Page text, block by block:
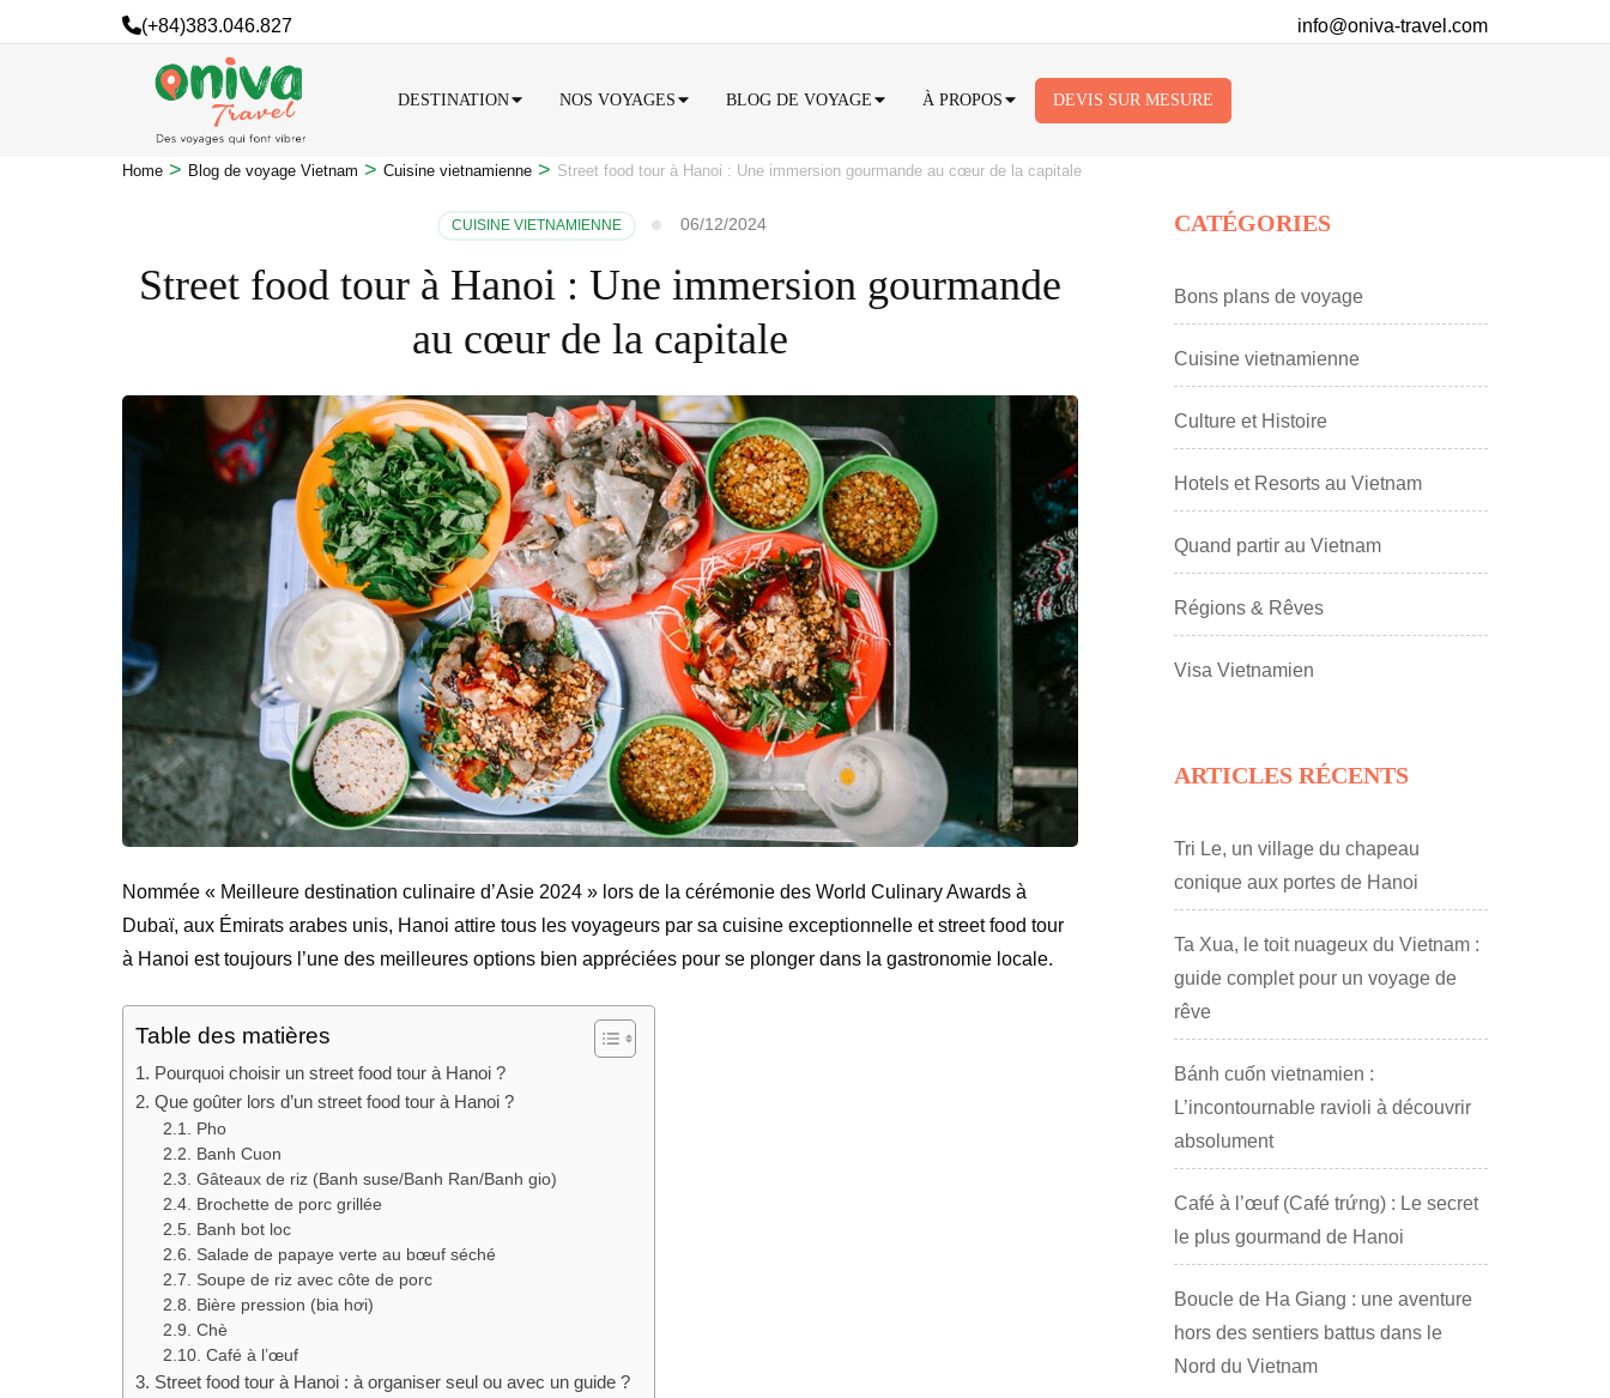
(+84)383.046.827 info@oniva-travel.com
DESTINATION NOS VOYAGES BLOG DE VOYAGE À PROPOS DEVIS SUR MESURE
Home > Blog de voyage Vietnam > Cuisine vietnamienne > Street food tour à Hanoi : Une immersion gourmande au cœur de la capitale
CUISINE VIETNAMIENNE 06/12/2024
Street food tour à Hanoi : Une immersion gourmande
au cœur de la capitale
Nommée « Meilleure destination culinaire d’Asie 2024 » lors de la cérémonie des World Culinary Awards à
Dubaï, aux Émirats arabes unis, Hanoi attire tous les voyageurs par sa cuisine exceptionnelle et street food tour
à Hanoi est toujours l’une des meilleures options bien appréciées pour se plonger dans la gastronomie locale.
Table des matières
1. Pourquoi choisir un street food tour à Hanoi ?
2. Que goûter lors d’un street food tour à Hanoi ?
2.1. Pho
2.2. Banh Cuon
2.3. Gâteaux de riz (Banh suse/Banh Ran/Banh gio)
2.4. Brochette de porc grillée
2.5. Banh bot loc
2.6. Salade de papaye verte au bœuf séché
2.7. Soupe de riz avec côte de porc
2.8. Bière pression (bia hơi)
2.9. Chè
2.10. Café à l’œuf
3. Street food tour à Hanoi : à organiser seul ou avec un guide ?
CATÉGORIES
Bons plans de voyage
Cuisine vietnamienne
Culture et Histoire
Hotels et Resorts au Vietnam
Quand partir au Vietnam
Régions & Rêves
Visa Vietnamien
ARTICLES RÉCENTS
Tri Le, un village du chapeau
conique aux portes de Hanoi
Ta Xua, le toit nuageux du Vietnam :
guide complet pour un voyage de
rêve
Bánh cuốn vietnamien :
L’incontournable ravioli à découvrir
absolument
Café à l’œuf (Café trứng) : Le secret
le plus gourmand de Hanoi
Boucle de Ha Giang : une aventure
hors des sentiers battus dans le
Nord du Vietnam